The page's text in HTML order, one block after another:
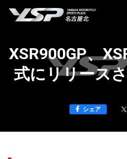
XSR900GP、
式にリリース
シェア